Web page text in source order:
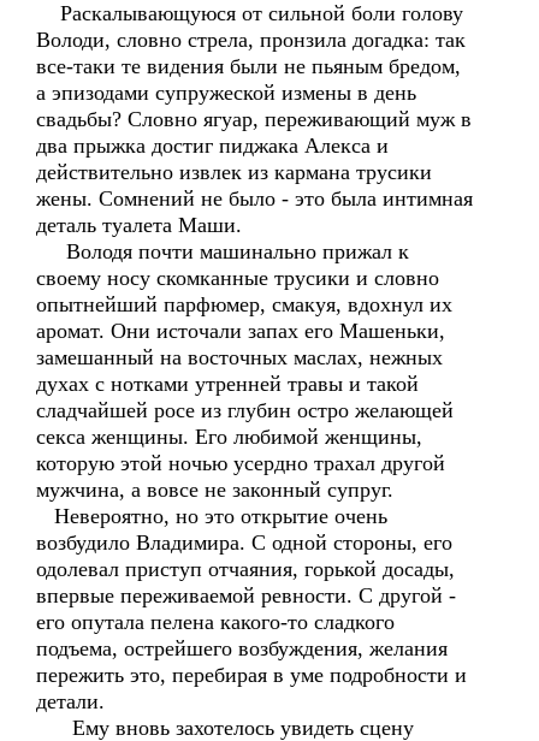
Раскалывающуюся от сильной боли голову
Володи, словно стрела, пронзила догадка: так
все-таки те видения были не пьяным бредом,
а эпизодами супружеской измены в день
свадьбы? Словно ягуар, переживающий муж в
два прыжка достиг пиджака Алекса и
действительно извлек из кармана трусики
жены. Сомнений не было - это была интимная
деталь туалета Маши.
Володя почти машинально прижал к
своему носу скомканные трусики и словно
опытнейший парфюмер, смакуя, вдохнул их
аромат. Они источали запах его Машеньки,
замешанный на восточных маслах, нежных
духах с нотками утренней травы и такой
сладчайшей росе из глубин остро желающей
секса женщины. Его любимой женщины,
которую этой ночью усердно трахал другой
мужчина, а вовсе не законный супруг.
Невероятно, но это открытие очень
возбудило Владимира. С одной стороны, его
одолевал приступ отчаяния, горькой досады,
впервые переживаемой ревности. С другой -
его опутала пелена какого-то сладкого
подъема, острейшего возбуждения, желания
пережить это, перебирая в уме подробности и
детали.
Ему вновь захотелось увидеть сцену